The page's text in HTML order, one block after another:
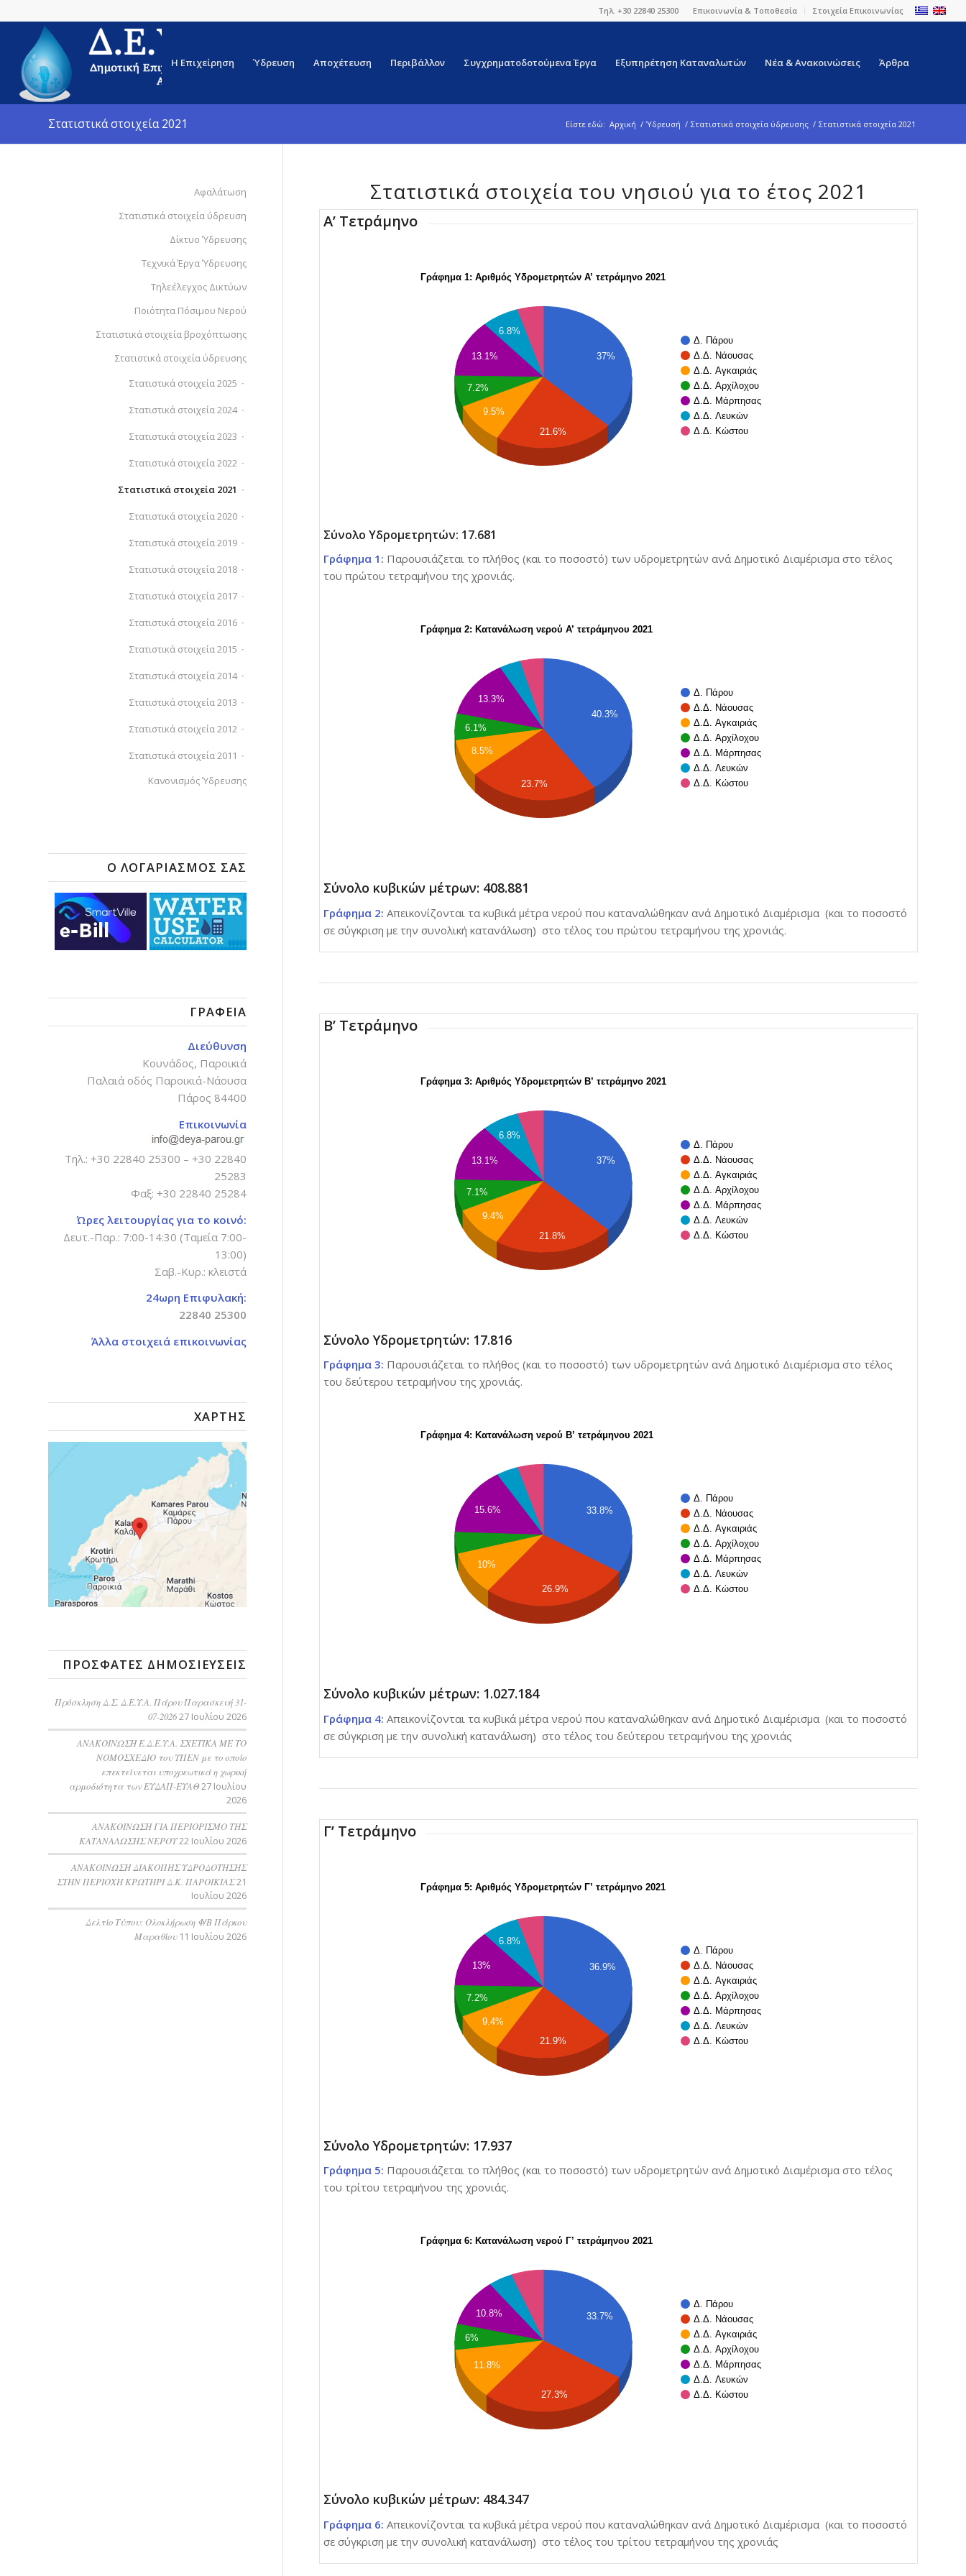
Επικοινωνία & Τοποθεσία Στοιχεία Επικοινωνίας
Τηλ. +30 22840 25300
Η Επιχείρηση Ύδρευση Αποχέτευση Περιβάλλον Συγχρηματοδοτούμενα Έργα Εξυπηρέτηση Καταναλωτών Νέα & Ανακοινώσεις Άρθρα
Στατιστικά στοιχεία 2021 Είστε εδώ: Αρχική / Ύδρευσή / Στατιστικά στοιχεία ύδρευσης / Στατιστικά στοιχεία 2021
Στατιστικά στοιχεία του νησιού για το έτος 2021
Α’ Τετράμηνο
Γράφημα 1: Αριθμός Υδρομετρητών Α’ τετράμηνο 2021
Δ. Πάρου
Δ.Δ. Νάουσας
Δ.Δ. Αγκαιριάς
Δ.Δ. Αρχίλοχου
Δ.Δ. Μάρπησας
Δ.Δ. Λευκών
Δ.Δ. Κώστου
37%
6.8%
13.1%
7.2%
9.5%
21.6%
Σύνολο Υδρομετρητών: 17.681
Γράφημα 1: Παρουσιάζεται το πλήθος (και το ποσοστό) των υδρομετρητών ανά Δημοτικό Διαμέρισμα στο τέλος
του πρώτου τετραμήνου της χρονιάς.
Γράφημα 2: Κατανάλωση νερού Α’ τετράμηνου 2021
Δ. Πάρου
Δ.Δ. Νάουσας
Δ.Δ. Αγκαιριάς
Δ.Δ. Αρχίλοχου
Δ.Δ. Μάρπησας
Δ.Δ. Λευκών
Δ.Δ. Κώστου
40.3%
13.3%
6.1%
8.5%
23.7%
Σύνολο κυβικών μέτρων: 408.881
Γράφημα 2: Απεικονίζονται τα κυβικά μέτρα νερού που καταναλώθηκαν ανά Δημοτικό Διαμέρισμα (και το ποσοστό
σε σύγκριση με την συνολική κατανάλωση) στο τέλος του πρώτου τετραμήνου της χρονιάς.
Β’ Τετράμηνο
Γράφημα 3: Αριθμός Υδρομετρητών Β’ τετράμηνο 2021
Δ. Πάρου
Δ.Δ. Νάουσας
Δ.Δ. Αγκαιριάς
Δ.Δ. Αρχίλοχου
Δ.Δ. Μάρπησας
Δ.Δ. Λευκών
Δ.Δ. Κώστου
37%
6.8%
13.1%
7.1%
9.4%
21.8%
Σύνολο Υδρομετρητών: 17.816
Γράφημα 3: Παρουσιάζεται το πλήθος (και το ποσοστό) των υδρομετρητών ανά Δημοτικό Διαμέρισμα στο τέλος
του δεύτερου τετραμήνου της χρονιάς.
Γράφημα 4: Κατανάλωση νερού Β’ τετράμηνου 2021
Δ. Πάρου
Δ.Δ. Νάουσας
Δ.Δ. Αγκαιριάς
Δ.Δ. Αρχίλοχου
Δ.Δ. Μάρπησας
Δ.Δ. Λευκών
Δ.Δ. Κώστου
33.8%
15.6%
10%
26.9%
Σύνολο κυβικών μέτρων: 1.027.184
Γράφημα 4: Απεικονίζονται τα κυβικά μέτρα νερού που καταναλώθηκαν ανά Δημοτικό Διαμέρισμα (και το ποσοστό
σε σύγκριση με την συνολική κατανάλωση) στο τέλος του δεύτερου τετραμήνου της χρονιάς
Γ’ Τετράμηνο
Γράφημα 5: Αριθμός Υδρομετρητών Γ’ τετράμηνο 2021
Δ. Πάρου
Δ.Δ. Νάουσας
Δ.Δ. Αγκαιριάς
Δ.Δ. Αρχίλοχου
Δ.Δ. Μάρπησας
Δ.Δ. Λευκών
Δ.Δ. Κώστου
36.9%
6.8%
13%
7.2%
9.4%
21.9%
Σύνολο Υδρομετρητών: 17.937
Γράφημα 5: Παρουσιάζεται το πλήθος (και το ποσοστό) των υδρομετρητών ανά Δημοτικό Διαμέρισμα στο τέλος
του τρίτου τετραμήνου της χρονιάς.
Γράφημα 6: Κατανάλωση νερού Γ’ τετράμηνου 2021
Δ. Πάρου
Δ.Δ. Νάουσας
Δ.Δ. Αγκαιριάς
Δ.Δ. Αρχίλοχου
Δ.Δ. Μάρπησας
Δ.Δ. Λευκών
Δ.Δ. Κώστου
33.7%
10.8%
6%
11.8%
27.3%
Σύνολο κυβικών μέτρων: 484.347
Γράφημα 6: Απεικονίζονται τα κυβικά μέτρα νερού που καταναλώθηκαν ανά Δημοτικό Διαμέρισμα (και το ποσοστό
σε σύγκριση με την συνολική κατανάλωση) στο τέλος του τρίτου τετραμήνου της χρονιάς
Αφαλάτωση
Στατιστικά στοιχεία ύδρευση
Δίκτυο Ύδρευσης
Τεχνικά Έργα Ύδρευσης
Τηλεέλεγχος Δικτύων
Ποιότητα Πόσιμου Νερού
Στατιστικά στοιχεία βροχόπτωσης
Στατιστικά στοιχεία ύδρευσης
Στατιστικά στοιχεία 2025
Στατιστικά στοιχεία 2024
Στατιστικά στοιχεία 2023
Στατιστικά στοιχεία 2022
Στατιστικά στοιχεία 2021
Στατιστικά στοιχεία 2020
Στατιστικά στοιχεία 2019
Στατιστικά στοιχεία 2018
Στατιστικά στοιχεία 2017
Στατιστικά στοιχεία 2016
Στατιστικά στοιχεία 2015
Στατιστικά στοιχεία 2014
Στατιστικά στοιχεία 2013
Στατιστικά στοιχεία 2012
Στατιστικά στοιχεία 2011
Κανονισμός Ύδρευσης
Ο ΛΟΓΑΡΙΑΣΜΌΣ ΣΑΣ
ΓΡΑΦΕΊΑ
Διεύθυνση
Κουνάδος, Παροικιά
Παλαιά οδός Παροικιά-Νάουσα
Πάρος 84400
Επικοινωνία
Τηλ.: +30 22840 25300 – +30 22840
25283
Φαξ: +30 22840 25284
Ώρες λειτουργίας για το κοινό:
Δευτ.-Παρ.: 7:00-14:30 (Ταμεία 7:00-
13:00)
Σαβ.-Κυρ.: κλειστά
24ωρη Επιφυλακή:
22840 25300
Άλλα στοιχειά επικοινωνίας
ΧΆΡΤΗΣ
ΠΡΌΣΦΑΤΕΣ ΔΗΜΟΣΙΕΎΣΕΙΣ
Πρόσκληση Δ.Σ. Δ.Ε.Υ.Α. Πάρου Παρασκευή 31-
07-202627 Ιουλίου 2026
ΑΝΑΚΟΙΝΩΣΗ Ε.Δ.Ε.Υ.Α. ΣΧΕΤΙΚΑ ΜΕ ΤΟ
ΝΟΜΟΣΧΕΔΙΟ του ΥΠΕΝ με το οποίο
επεκτείνεται υποχρεωτικά η χωρική
αρμοδιότητα των ΕΥΔΑΠ-ΕΥΑΘ27 Ιουλίου
2026
ΑΝΑΚΟΙΝΩΣΗ ΓΙΑ ΠΕΡΙΟΡΙΣΜΟ ΤΗΣ
ΚΑΤΑΝΑΛΩΣΗΣ ΝΕΡΟΥ22 Ιουλίου 2026
AΝΑΚΟΙΝΩΣΗ ΔΙΑΚΟΠΗΣ ΥΔΡΟΔΟΤΗΣΗΣ
ΣΤΗΝ ΠΕΡΙΟΧΗ ΚΡΩΤΗΡΙ Δ.Κ. ΠΑΡΟΙΚΙΑΣ21
Ιουλίου 2026
Δελτίο Τύπου: Ολοκλήρωση Φ/Β Πάρκου
Μαραθίου 11 Ιουλίου 2026